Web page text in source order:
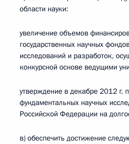
области науки:
увеличение объемов
государственных научных
исследований и разработок,
конкурсной основе ведущими
утверждение в декабре 2012 г.
фундаментальных научных
Российской Федерации на
в) обеспечить достижение